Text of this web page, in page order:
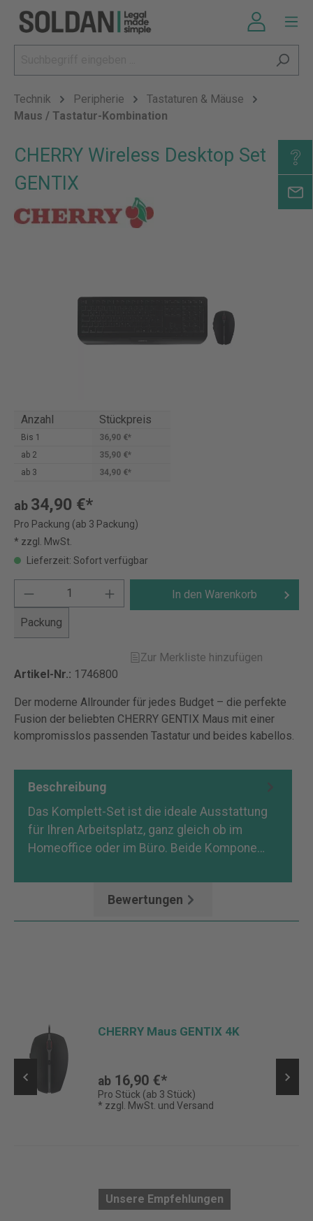
Technik Peripherie
Tastaturen & Mäuse
Maus / Tastatur-Kombination
CHERRY Wireless Desktop Set
GENTIX
Anzahl Stückpreis
Bis 1
36,90 €*
ab 2
35,90 €*
ab 3 34,90 €*
ab 34,90 €*
Pro Packung (ab 3 Packung)
* zzgl. MwSt.
Lieferzeit: Sofort verfügbar
Packung
In den Warenkorb
Zur Merkliste hinzufügen
Artikel-Nr.: 1746800
Der moderne Allrounder für jedes Budget – die perfekte
Fusion der beliebten CHERRY GENTIX Maus mit einer
kompromisslos passenden Tastatur und beides kabellos.
Beschreibung
Das Komplett-Set ist die ideale Ausstattung
für Ihren Arbeitsplatz, ganz gleich ob im
Homeoffice oder im Büro. Beide Kompone…
Bewertungen
CHERRY Maus GENTIX 4K
ab 16,90 €*
Pro Stück (ab 3 Stück)
* zzgl. MwSt. und Versand
Unsere Empfehlungen